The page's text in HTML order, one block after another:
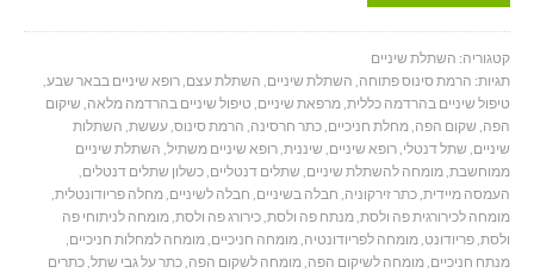
קטגוריה: השתלת שיניים
תגיות: הרמת סינוס פתוחה, השתלת שיניים, השתלת עצם,רופא שיניים בבאר שבע,
טיפול שיניים בהרדמה כללית,מרפאת שיניים, טיפול שיניים בהרדמה מלאה, שיקום
הפה, שקום הפה,מחלת חניכיים,כתר חרסינה, הרמת סינוס,עששת, השתלות
שיניים, שתל דנטלי,רופא שיניים, שיננית,רופא שיניים משתיל, השתלת שיניים
ממוחשבת,מומחה להשתלת שיניים, שתלים דנטליים,כשלון שתלים דנטלים,
העמסה מיידית,כתר זירקוניה, חבלה בשיניים, חבלה לשיניים,מחלה פריודונטלית,
מומחה לכירורגית פה ולסת,מנתח פה ולסת,כירורג פה ולסת,מומחה לניתוחי פה
ולסת,פריודונט,מומחה לפריודונטיה,מומחה חניכיים,מומחה למחלות חניכיים,
מנתח חניכיים,מומחה לשיקום הפה,מומחה לשקום הפה,כתר על גבי שתל,כתרים